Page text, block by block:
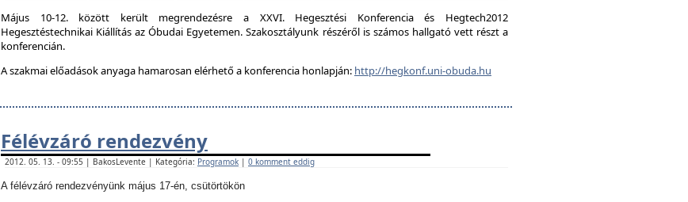
Május 10-12. között került megrendezésre a XXVI. Hegesztési Konferencia és Hegtech2012
Hegesztéstechnikai Kiállítás az Óbudai Egyetemen. Szakosztályunk részéről is számos hallgató vett részt a
konferencián.
A szakmai előadások anyaga hamarosan elérhető a konferencia honlapján: http://hegkonf.uni-obuda.hu
Félévzáró rendezvény
2012. 05. 13. - 09:55 | BakosLevente | Kategória: Programok | 0 komment eddig
A félévzáró rendezvényünk május 17-én, csütörtökön